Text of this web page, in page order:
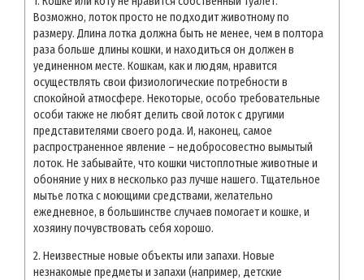
Возможно, лоток просто не подходит животному по
размеру. Длина лотка должна быть не менее, чем в полтора
раза больше длины кошки, и находиться он должен в
уединенном месте. Кошкам, как и людям, нравится
осуществлять свои физиологические потребности в
спокойной атмосфере. Некоторые, особо требовательные
особи также не любят делить свой лоток с другими
представителями своего рода. И, наконец, самое
распространенное явление – недобросовестно вымытый
лоток. Не забывайте, что кошки чистоплотные животные и
обоняние у них в несколько раз лучше нашего. Тщательное
мытье лотка с моющими средствами, желательно
ежедневное, в большинстве случаев помогает и кошке, и
хозяину почувствовать себя хорошо.
2. Неизвестные новые объекты или запахи. Новые
незнакомые предметы и запахи (например, детские